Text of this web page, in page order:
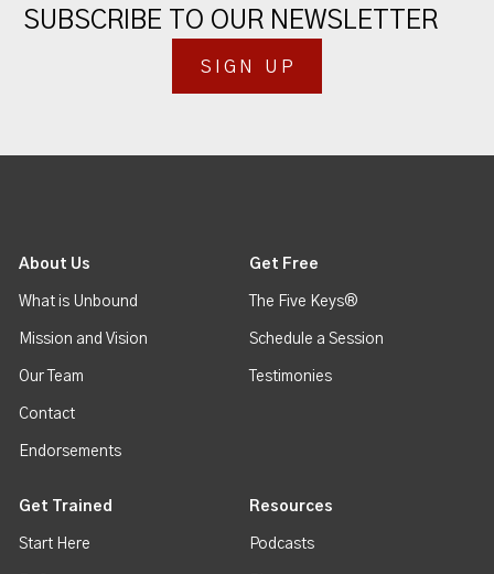
SUBSCRIBE TO OUR NEWSLETTER
SIGN UP
About Us
What is Unbound
Mission and Vision
Our Team
Contact
Endorsements
Get Free
The Five Keys®
Schedule a Session
Testimonies
Get Trained
Start Here
Resources
Podcasts